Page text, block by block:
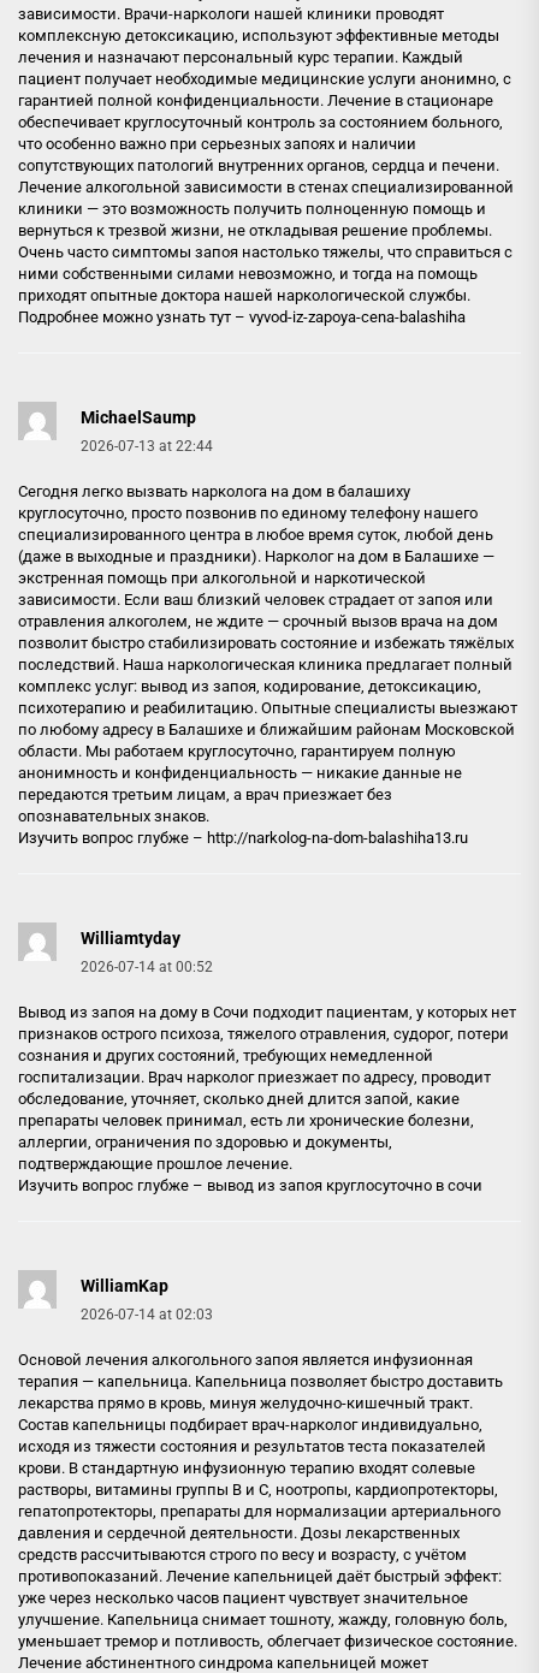
зависимости. Врачи-наркологи нашей клиники проводят
комплексную детоксикацию, используют эффективные методы
лечения и назначают персональный курс терапии. Каждый
пациент получает необходимые медицинские услуги анонимно, с
гарантией полной конфиденциальности. Лечение в стационаре
обеспечивает круглосуточный контроль за состоянием больного,
что особенно важно при серьезных запоях и наличии
сопутствующих патологий внутренних органов, сердца и печени.
Лечение алкогольной зависимости в стенах специализированной
клиники — это возможность получить полноценную помощь и
вернуться к трезвой жизни, не откладывая решение проблемы.
Очень часто симптомы запоя настолько тяжелы, что справиться с
ними собственными силами невозможно, и тогда на помощь
приходят опытные доктора нашей наркологической службы.
Подробнее можно узнать тут – vyvod-iz-zapoya-cena-balashiha
MichaelSaump
2026-07-13 at 22:44
Сегодня легко вызвать нарколога на дом в балашиху
круглосуточно, просто позвонив по единому телефону нашего
специализированного центра в любое время суток, любой день
(даже в выходные и праздники). Нарколог на дом в Балашихе —
экстренная помощь при алкогольной и наркотической
зависимости. Если ваш близкий человек страдает от запоя или
отравления алкоголем, не ждите — срочный вызов врача на дом
позволит быстро стабилизировать состояние и избежать тяжёлых
последствий. Наша наркологическая клиника предлагает полный
комплекс услуг: вывод из запоя, кодирование, детоксикацию,
психотерапию и реабилитацию. Опытные специалисты выезжают
по любому адресу в Балашихе и ближайшим районам Московской
области. Мы работаем круглосуточно, гарантируем полную
анонимность и конфиденциальность — никакие данные не
передаются третьим лицам, а врач приезжает без
опознавательных знаков.
Изучить вопрос глубже – http://narkolog-na-dom-balashiha13.ru
Williamtyday
2026-07-14 at 00:52
Вывод из запоя на дому в Сочи подходит пациентам, у которых нет
признаков острого психоза, тяжелого отравления, судорог, потери
сознания и других состояний, требующих немедленной
госпитализации. Врач нарколог приезжает по адресу, проводит
обследование, уточняет, сколько дней длится запой, какие
препараты человек принимал, есть ли хронические болезни,
аллергии, ограничения по здоровью и документы,
подтверждающие прошлое лечение.
Изучить вопрос глубже – вывод из запоя круглосуточно в сочи
WilliamKap
2026-07-14 at 02:03
Основой лечения алкогольного запоя является инфузионная
терапия — капельница. Капельница позволяет быстро доставить
лекарства прямо в кровь, минуя желудочно-кишечный тракт.
Состав капельницы подбирает врач-нарколог индивидуально,
исходя из тяжести состояния и результатов теста показателей
крови. В стандартную инфузионную терапию входят солевые
растворы, витамины группы B и C, ноотропы, кардиопротекторы,
гепатопротекторы, препараты для нормализации артериального
давления и сердечной деятельности. Дозы лекарственных
средств рассчитываются строго по весу и возрасту, с учётом
противопоказаний. Лечение капельницей даёт быстрый эффект:
уже через несколько часов пациент чувствует значительное
улучшение. Капельница снимает тошноту, жажду, головную боль,
уменьшает тремор и потливость, облегчает физическое состояние.
Лечение абстинентного синдрома капельницей может